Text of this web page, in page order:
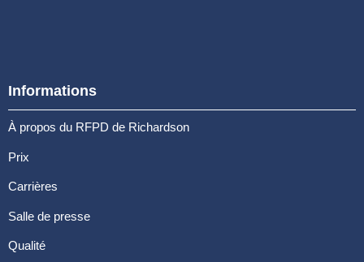
Informations
À propos du RFPD de Richardson
Prix
Carrières
Salle de presse
Qualité